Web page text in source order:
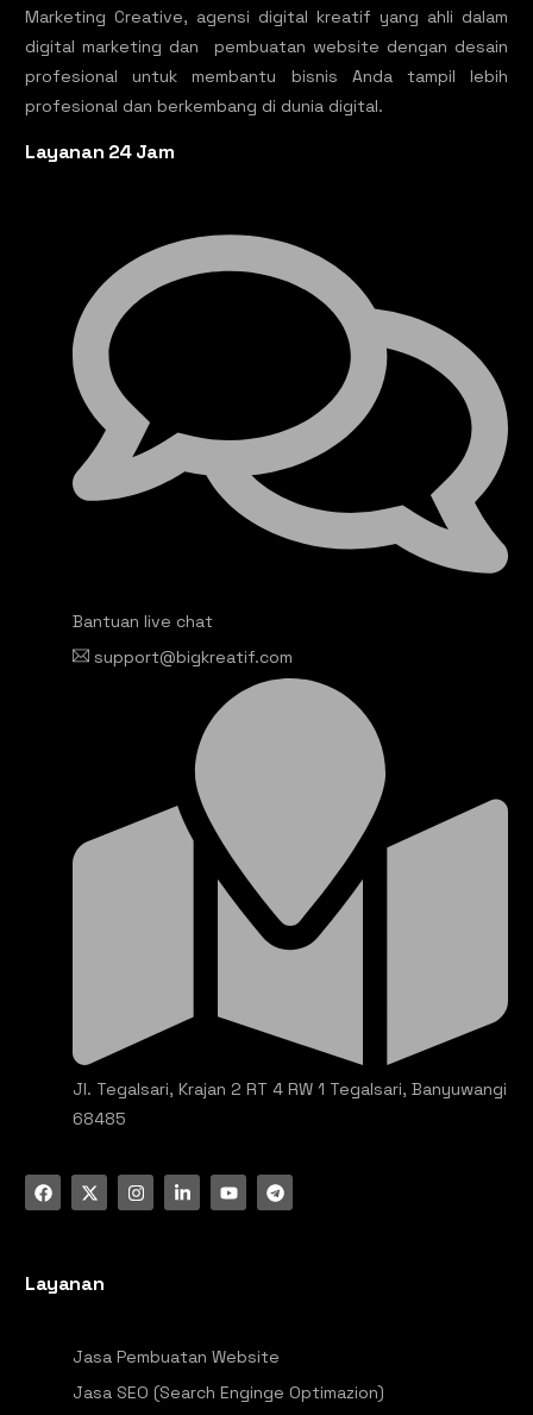
Marketing Creative, agensi digital kreatif yang ahli dalam
digital marketing dan pembuatan website dengan desain
profesional untuk membantu bisnis Anda tampil lebih
profesional dan berkembang di dunia digital.
Layanan 24 Jam
Bantuan live chat
support@bigkreatif.com
Jl. Tegalsari, Krajan 2 RT 4 RW 1 Tegalsari, Banyuwangi
68485
Layanan
Jasa Pembuatan Website
Jasa SEO (Search Enginge Optimazion)